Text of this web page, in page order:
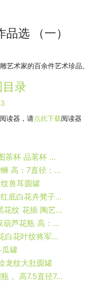
选 （一）
艺术家的百余件艺术珍品。
目录
读器，请点此下载阅读器
14DR99手绘青花连年有余图茶杯 品茗杯 功夫茶具
RZKR33 窑变颜色釉绿色螺蛳 高：7直径：15口径：底径：13.2重量：0.35KG
兽耳圆罐
RZSX43-F 仿古脚踩泥铁锈红底白花卉凳子 高47直径35.5底径27.5重量10.35KG
RYKY22景德镇 陶瓷 白中黑花纹 花插 陶艺 工艺摆设
RZMS20-A 白色纯白多宝双葫芦花瓶 高：37直径：21.7口径：底径：13重量：2.3KG
RZKA-231001组合 蓝底青花白花叶纹将军罐 绿底白花叶纹将军罐 釉里红山水楼阁将军罐 灰底白花叶纹将军罐
瓜罐
龙纹大肚圆罐
RXAX08 青花缠枝莲小石榴瓶， 高7.5直径7.6口径底径2.7重量0.1KG